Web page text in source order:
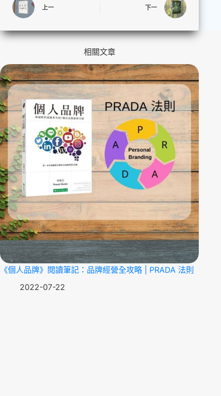
上一 下一
相關文章
《個人品牌》閱讀筆記：品牌經營全攻略 | PRADA 法則
2022-07-22